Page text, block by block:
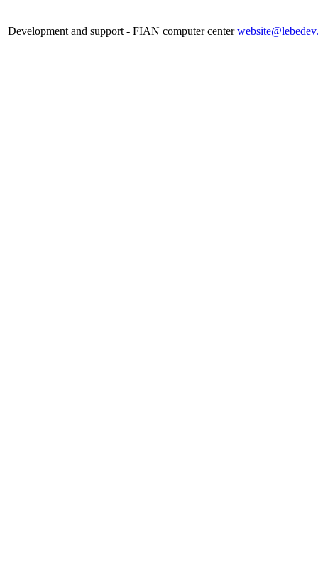
Development and support - FIAN computer center